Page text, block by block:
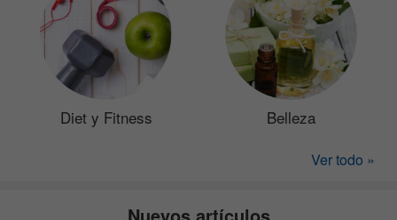
Diet y Fitness Belleza
Ver todo »